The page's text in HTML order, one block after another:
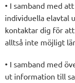
• I samband med
individuella elavtal
kontaktar dig för
alltså inte möjligt
• I samband med
ut information till